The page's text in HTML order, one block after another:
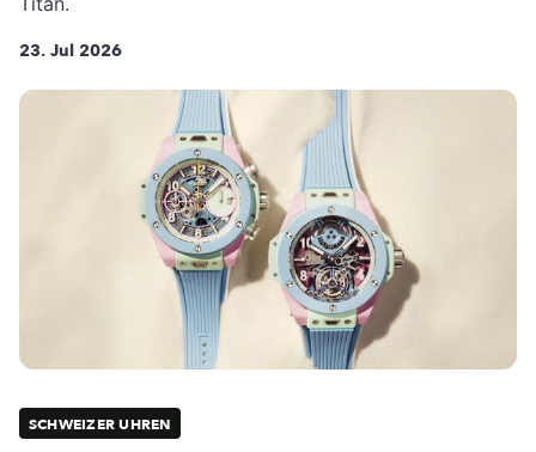
23. Jul 2026
SCHWEIZER UHREN